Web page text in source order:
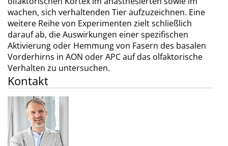
wachen, sich verhaltenden Tier aufzuzeichnen. Eine
weitere Reihe von Experimenten zielt schließlich
darauf ab, die Auswirkungen einer spezifischen
Aktivierung oder Hemmung von Fasern des basalen
Vorderhirns in AON oder APC auf das olfaktorische
Verhalten zu untersuchen.
Kontakt